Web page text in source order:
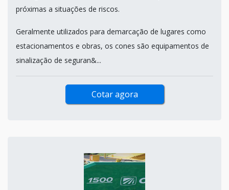
próximas a situações de riscos.
Geralmente utilizados para demarcação de lugares como
estacionamentos e obras, os cones são equipamentos de
sinalização de seguran&...
Cotar agora